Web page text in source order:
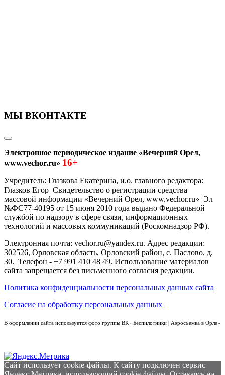
МЫ ВКОНТАКТЕ
Электронное периодическое издание «Вечерний Орел,
www.vechor.ru» 16+
Учредитель: Глазкова Екатерина, и.о. главного редактора:
Глазков Егор Свидетельство о регистрации средства
массовой информации «Вечерний Орел, www.vechor.ru» Эл
№ФС77-40195 от 15 июня 2010 года выдано Федеральной
службой по надзору в сфере связи, информационных
технологий и массовых коммуникаций (Роскомнадзор РФ).
Электронная почта: vechor.ru@yandex.ru. Адрес редакции:
302526, Орловская область, Орловский район, с. Паслово, д.
30. Телефон - +7 991 410 48 49. Использование материалов
сайта запрещается без письменного согласия редакции.
Политика конфиденциальности персональных данных сайта
Согласие на обработку персональных данных
В оформлении сайта используется фото группы ВК «Беспилотники | Аэросъемка в Орле»
Сайт использует cookie-файлы. К cайту подключен сервис